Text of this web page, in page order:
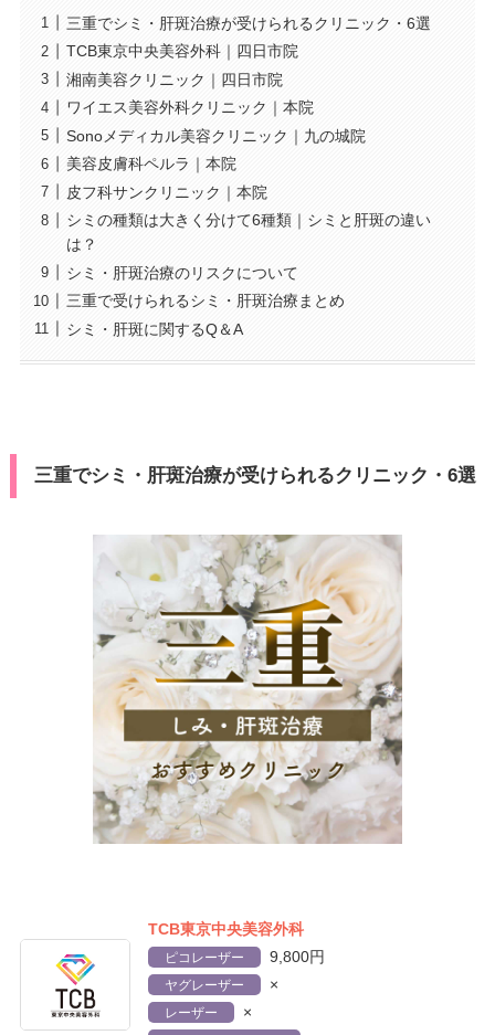
三重でシミ・肝斑治療が受けられるクリニック・6選
TCB東京中央美容外科｜四日市院
湘南美容クリニック｜四日市院
ワイエス美容外科クリニック｜本院
Sonoメディカル美容クリニック｜九の城院
美容皮膚科ペルラ｜本院
皮フ科サンクリニック｜本院
シミの種類は大きく分けて6種類｜シミと肝斑の違い
は？
シミ・肝斑治療のリスクについて
三重で受けられるシミ・肝斑治療まとめ
シミ・肝斑に関するQ＆A
三重でシミ・肝斑治療が受けられるクリニック・6選
TCB東京中央美容外科
ピコレーザー 9,800円
ヤグレーザー ×
レーザー ×